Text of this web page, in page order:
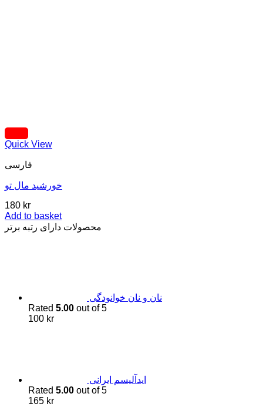
Quick View
فارسی
خورشید مال تو
180 kr
Add to basket
محصولات دارای رتبه برتر
نان و نان خوانودگی
Rated 5.00 out of 5
100 kr
اید‌آلیسم ایرانی
Rated 5.00 out of 5
165 kr